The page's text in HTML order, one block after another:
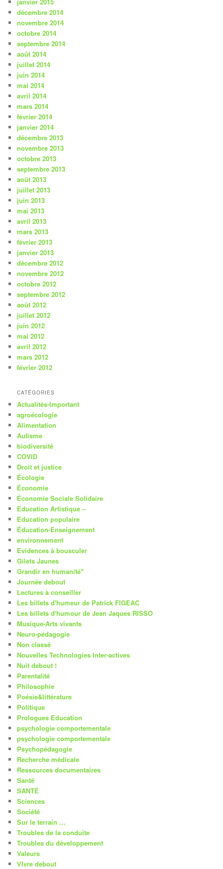
janvier 2015
décembre 2014
novembre 2014
octobre 2014
septembre 2014
août 2014
juillet 2014
juin 2014
mai 2014
avril 2014
mars 2014
février 2014
janvier 2014
décembre 2013
novembre 2013
octobre 2013
septembre 2013
août 2013
juillet 2013
juin 2013
mai 2013
avril 2013
mars 2013
février 2013
janvier 2013
décembre 2012
novembre 2012
octobre 2012
septembre 2012
août 2012
juillet 2012
juin 2012
mai 2012
avril 2012
mars 2012
février 2012
CATÉGORIES
Actualités-Important
agroécologie
Alimentation
Autisme
biodiversité
COVID
Droit et justice
Écologie
Économie
Économie Sociale Solidaire
Education Artistique –
Education populaire
Éducation-Enseignement
environnement
Evidences à bousculer
Gilets Jaunes
Grandir en humanité"
Journée debout
Lectures à conseiller
Les billets d'humeur de Patrick FIGEAC
Les billets d'humour de Jean Jaques RISSO
Musique-Arts vivants
Neuro-pédagogie
Non classé
Nouvelles Technologies Inter-actives
Nuit debout !
Parentalité
Philosophie
Poésie&littérature
Politique
Prologues Education
psychologie comportementale
psychologie comportementale
Psychopédagogie
Recherche médicale
Ressources documentaires
Santé
SANTÉ
Sciences
Société
Sur le terrain …
Troubles de la conduite
Troubles du développement
Valeurs
VIvre debout